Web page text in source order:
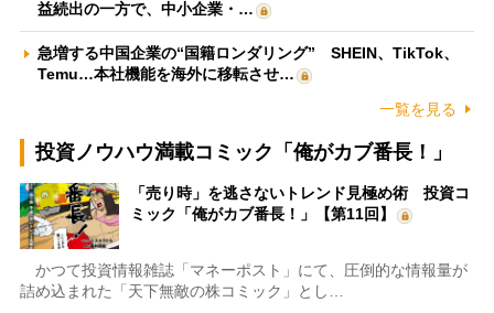
益続出の一方で、中小企業・…
急増する中国企業の“国籍ロンダリング” SHEIN、TikTok、
Temu…本社機能を海外に移転させ…
一覧を見る
投資ノウハウ満載コミック「俺がカブ番長！」
「売り時」を逃さないトレンド見極め術 投資コ
ミック「俺がカブ番長！」【第11回】
かつて投資情報雑誌「マネーポスト」にて、圧倒的な情報量が
詰め込まれた「天下無敵の株コミック」とし…